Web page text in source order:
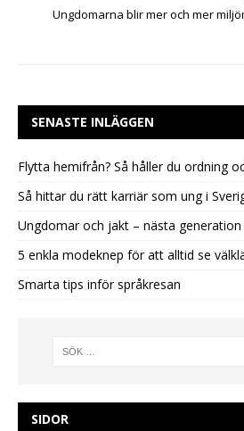
Ungdomarna blir mer och mer
SENASTE INLÄGGEN
Flytta hemifrån? Så håller du ordning
Så hittar du rätt karriär som ung i
Ungdomar och jakt – nästa
5 enkla modeknep för att alltid se
Smarta tips inför språkresan
SIDOR